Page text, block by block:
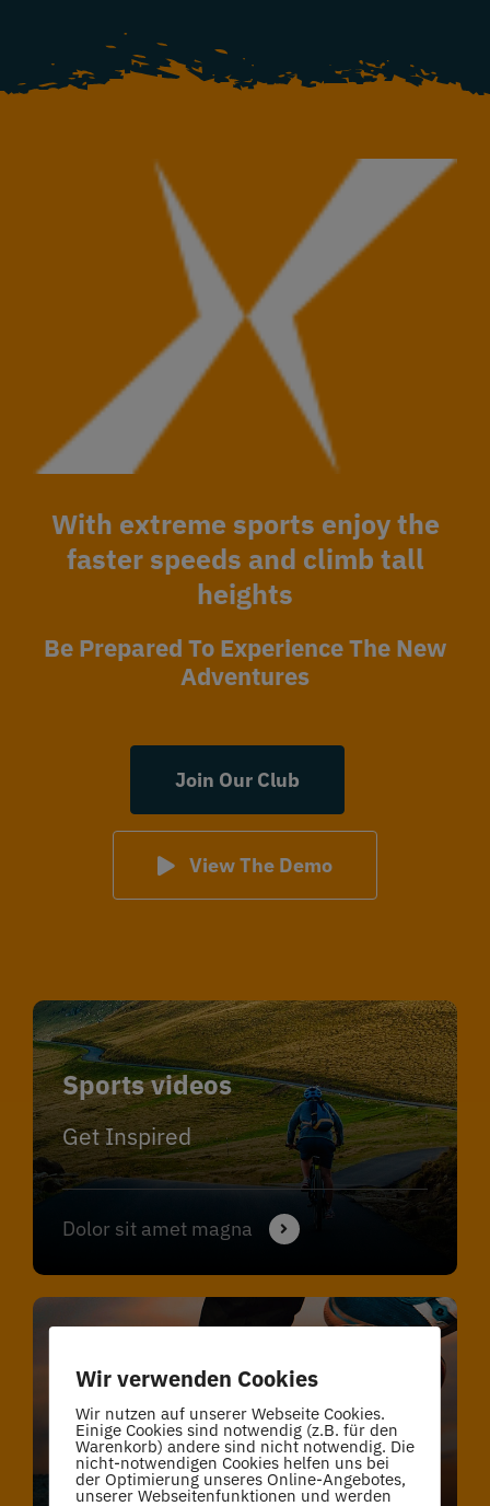
With extreme sports enjoy the
faster speeds and climb tall
heights
Be Prepared To Experience The New
Adventures
Join Our Club
View The Demo
Sports videos
Get Inspired
Dolor sit amet magna
Club activities
View All Sports
Wir verwenden Cookies
Wir nutzen auf unserer Webseite Cookies.
Einige Cookies sind notwendig (z.B. für den
Warenkorb) andere sind nicht notwendig. Die
nicht-notwendigen Cookies helfen uns bei
der Optimierung unseres Online-Angebotes,
unserer Webseitenfunktionen und werden